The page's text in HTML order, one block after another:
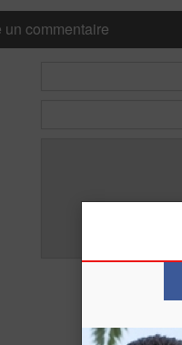
un commentaire